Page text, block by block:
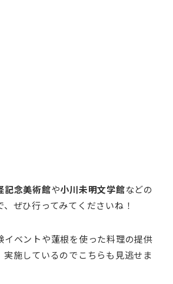
記念美術館や小川未明文学館などの
ぜひ行ってみてくださいね！
イベントや蓮根を使った料理の提供
実施しているのでこちらも見逃せま